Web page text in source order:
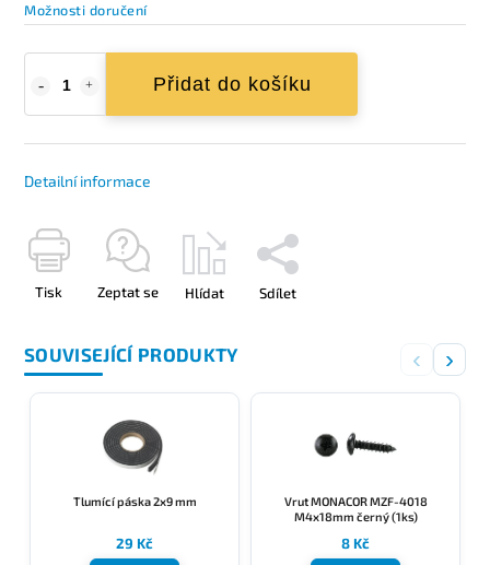
Možnosti doručení
Přidat do košíku
Detailní informace
Tisk Zeptat se Hlídat Sdílet
SOUVISEJÍCÍ PRODUKTY ‹ ›
Tlumící páska 2x9 mm
29 Kč
Vrut MONACOR MZF-4018
M4x18mm černý (1ks)
8 Kč